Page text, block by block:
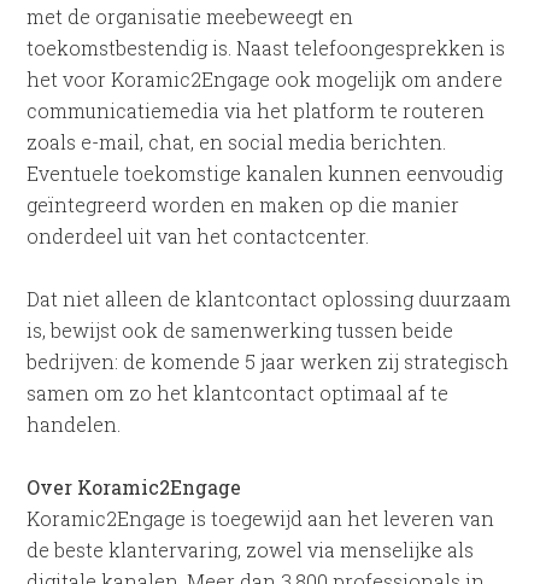
met de organisatie meebeweegt en
toekomstbestendig is. Naast telefoongesprekken is
het voor Koramic2Engage ook mogelijk om andere
communicatiemedia via het platform te routeren
zoals e-mail, chat, en social media berichten.
Eventuele toekomstige kanalen kunnen eenvoudig
geïntegreerd worden en maken op die manier
onderdeel uit van het contactcenter.
Dat niet alleen de klantcontact oplossing duurzaam
is, bewijst ook de samenwerking tussen beide
bedrijven: de komende 5 jaar werken zij strategisch
samen om zo het klantcontact optimaal af te
handelen.
Over Koramic2Engage
Koramic2Engage is toegewijd aan het leveren van
de beste klantervaring, zowel via menselijke als